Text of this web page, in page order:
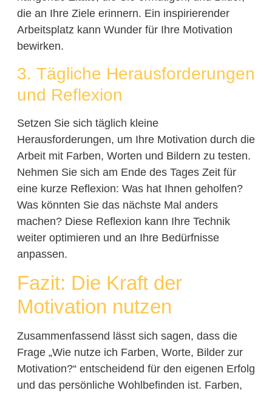
die an Ihre Ziele erinnern. Ein inspirierender
Arbeitsplatz kann Wunder für Ihre Motivation
bewirken.
3. Tägliche Herausforderungen
und Reflexion
Setzen Sie sich täglich kleine
Herausforderungen, um Ihre Motivation durch die
Arbeit mit Farben, Worten und Bildern zu testen.
Nehmen Sie sich am Ende des Tages Zeit für
eine kurze Reflexion: Was hat Ihnen geholfen?
Was könnten Sie das nächste Mal anders
machen? Diese Reflexion kann Ihre Technik
weiter optimieren und an Ihre Bedürfnisse
anpassen.
Fazit: Die Kraft der
Motivation nutzen
Zusammenfassend lässt sich sagen, dass die
Frage „Wie nutze ich Farben, Worte, Bilder zur
Motivation?“ entscheidend für den eigenen Erfolg
und das persönliche Wohlbefinden ist. Farben,